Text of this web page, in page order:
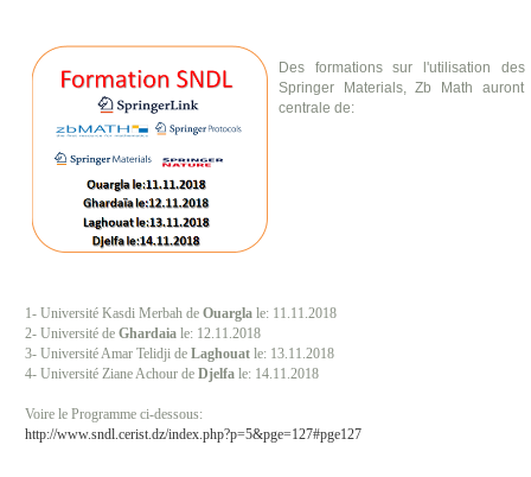
Des formations sur l'utilisation des
Springer Materials, Zb Math
centrale de:
1- Université Kasdi Merbah de Ouargla le: 11.11.2018
2- Université de Ghardaia le: 12.11.2018
3- Université Amar Telidji de Laghouat le: 13.11.2018
4- Université Ziane Achour de Djelfa le: 14.11.2018
Voire le Programme ci-dessous:
http://www.sndl.cerist.dz/index.php?p=5&pge=127#pge127